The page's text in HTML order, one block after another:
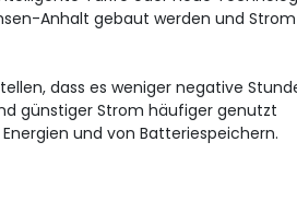
Anhalt gebaut werden und
dass es weniger negative
günstiger Strom häufiger genutzt
und von Batteriespeichern.